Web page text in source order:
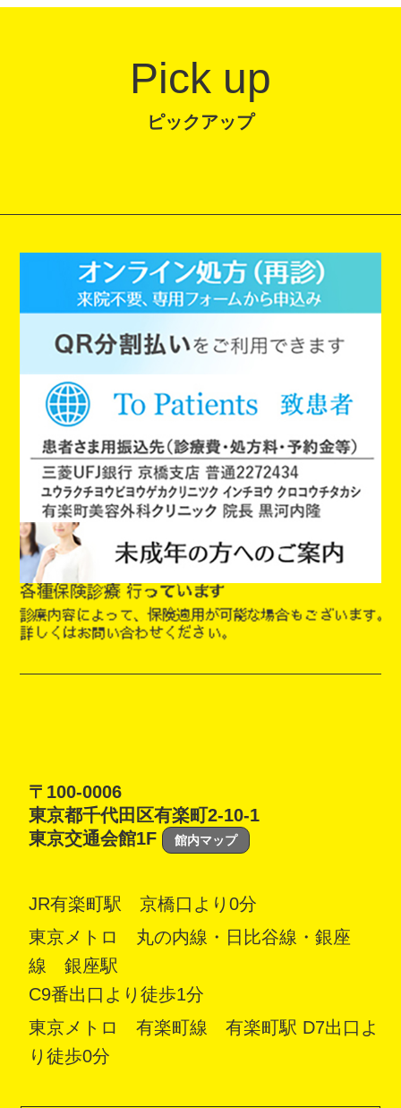
Pick up
ピックアップ
〒100-0006
東京都千代田区有楽町2-10-1
東京交通会館1F
館内マップ
JR有楽町駅 京橋口より0分
東京メトロ 丸の内線・日比谷線・銀座
線 銀座駅
C9番出口より徒歩1分
東京メトロ 有楽町線 有楽町駅 D7出口よ
り徒歩0分